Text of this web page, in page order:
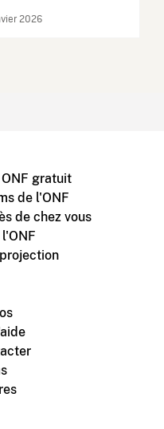
2026
gratuit
de l'ONF
de chez vous